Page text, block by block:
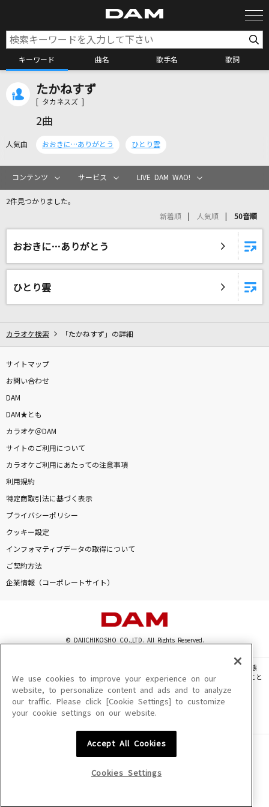
キーワード 曲名 歌手名 歌詞
カラオケリクエスト
リアルタイムで歌われている曲の一覧
ファイトソング
Eve
Misia
ファンサ
mona(CV:夏川椎菜)
orion
I LOVE YOU
尾崎豊
千本桜
和楽器バンド
REACH OUT
最高到達点(ONE PIECEアニメバージョン)
SEKAI NO OWARI(世界の終わり)
カラオケ最新情報をチェック！
たかねすず
[ タカネスズ ]
2曲
人気曲 おおきに…ありがとう ひとり雲
コンテンツ サービス LIVE DAM WAO!
2件見つかりました。
新着順 人気順 50音順
おおきに…ありがとう
ひとり雲
カラオケ検索 「たかねすず」の詳細
サイトマップ
お問い合わせ
DAM
DAM★とも
カラオケ＠DAM
サイトのご利用について
カラオケご利用にあたっての注意事項
利用規約
特定商取引法に基づく表示
プライバシーポリシー
クッキー設定
インフォマティブデータの取得について
ご契約方法
企業情報（コーポレートサイト）
© DAIICHIKOSHO CO.,LTD. All Rights Reserved.
このサイトに掲載されている一切の文章・画像・写真・動画・音声等を、手段や形態
を問わず、著作権法の定める範囲を超えて無断で複製、転載、ファイル化などすること
を禁じます。
楽曲及びコンテンツは、機種によりご利用いただけない場合があります。
楽曲及びコンテンツの配信日、配信内容が変更になる場合があります。
We use cookies to improve your experience on our
website, to personalize content and ads and to analyze
our traffic. Please click [Cookie Settings] to customize
your cookie settings on our website.
Accept All Cookies
Cookies Settings